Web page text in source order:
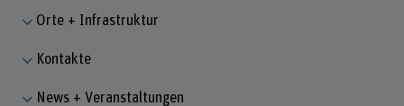
Orte + Infrastruktur
Kontakte
News + Veranstaltungen